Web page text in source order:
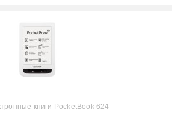
книги PocketBook 624